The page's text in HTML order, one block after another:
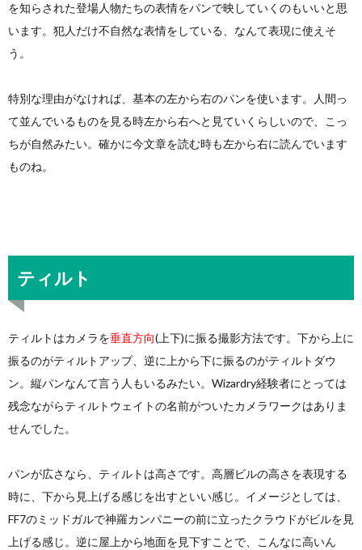
を知らされた登場人物たちの表情をパンで映していくのもいいと思
います。犯人だけ不自然な表情をしている、なんて表現に使えそ
う。
特別な理由がなければ、基本の左から右のパンを使います。人間っ
て並んでいるものを見る時左から右へと見ていくらしいので、こっ
ちが自然みたい。確かに今文章を読む時も左から右に読んでいます
ものね。
ティルト
ティルトはカメラを垂直方向(上下)に振る撮影方法です。下から上に
振るのがティルトアップ、逆に上から下に振るのがティルトダウ
ン。縦パンなんて言う人もいるみたい。Wizardry経験者にとっては
残念ながらティルトウェイトの名前がついたカメラワークはありま
せんでした。
パンが広さなら、ティルトは高さです。高層ビルの高さを表現する
時に、下から見上げる感じを出すといい感じ。イメージとしては、
FF7のミッドガルで神羅カンパニーの前に立ったクラウドがビルを見
上げる感じ。逆に屋上から地面を見下すことで、こんなに高いん